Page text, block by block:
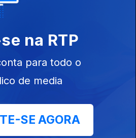
Duatlo de
Famalicão 2025
Duatlo de
Grândola 2025
na RTP
para todo o
de media
SE AGORA